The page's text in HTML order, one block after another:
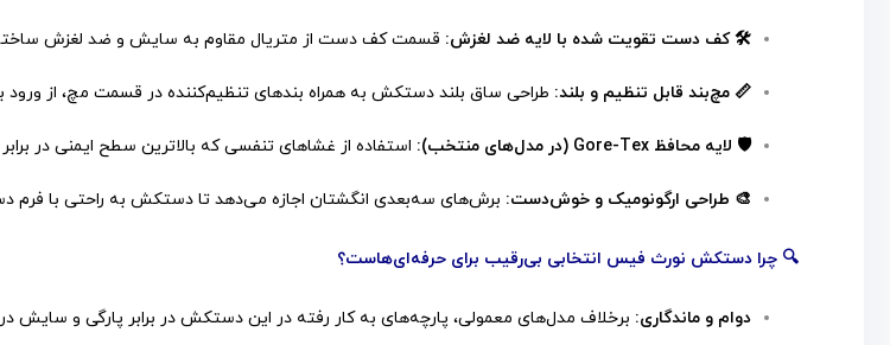
🛠️ کف دست تقویت شده با لایه ضد لغزش: قسمت کف دست از متریال مقاوم به سایش و ضد لغزش ساخته
📏 مچ‌بند قابل تنظیم و بلند: طراحی ساق بلند دستکش به همراه بندهای تنظیم‌کننده در قسمت مچ، از
🛡️ لایه محافظ Gore-Tex (در مدل‌های منتخب): استفاده از غشاهای تنفسی که بالاترین سطح ایمنی در
🎨 طراحی ارگونومیک و خوش‌دست: برش‌های سه‌بعدی انگشتان اجازه می‌دهد تا دستکش به راحتی با فرم
🔍 چرا دستکش نورث فیس انتخابی بی‌رقیب برای حرفه‌ای‌هاست؟
دوام و ماندگاری: برخلاف مدل‌های معمولی، پارچه‌های به کار رفته در این دستکش در برابر پارگی و سایش